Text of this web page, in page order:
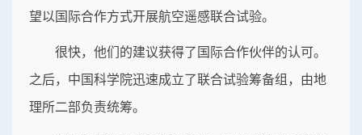
望以国际合作方式开展航空遥感联合试验。
很快，他们的建议获得了国际合作伙伴的认可。
之后，中国科学院迅速成立了联合试验筹备组，由地
理所二部负责统筹。